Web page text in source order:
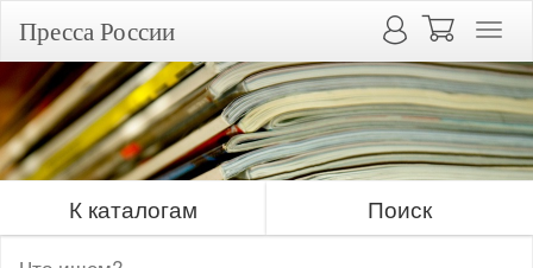
Пресса России
К каталогам Поиск